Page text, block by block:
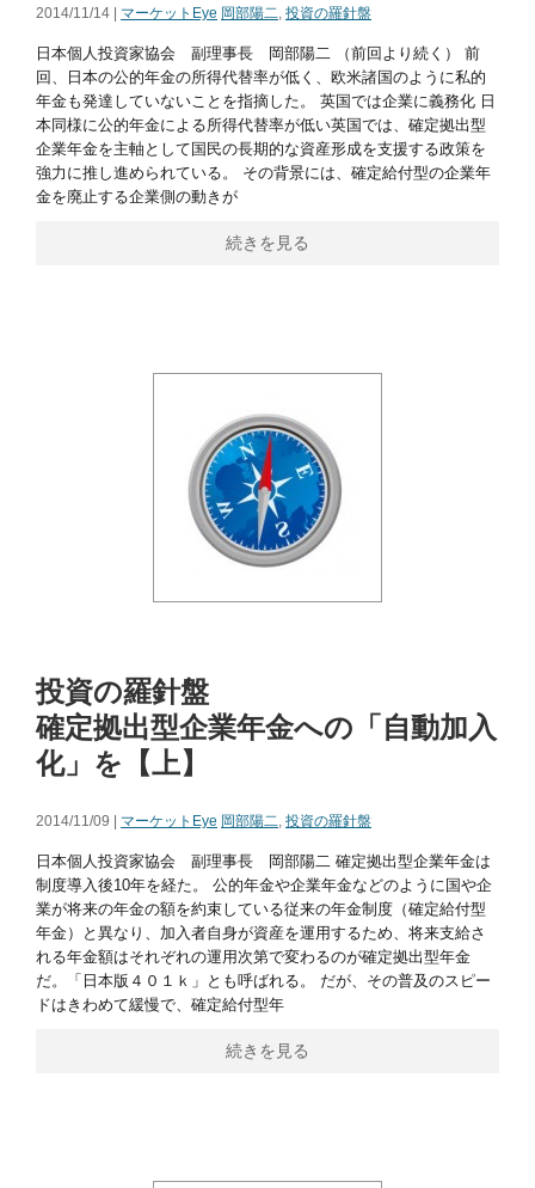
2014/11/14 | マーケットEye 岡部陽二, 投資の羅針盤
日本個人投資家協会 副理事長 岡部陽二 （前回より続く） 前
回、日本の公的年金の所得代替率が低く、欧米諸国のように私的
年金も発達していないことを指摘した。 英国では企業に義務化 日
本同様に公的年金による所得代替率が低い英国では、確定拠出型
企業年金を主軸として国民の長期的な資産形成を支援する政策を
強力に推し進められている。 その背景には、確定給付型の企業年
金を廃止する企業側の動きが
続きを見る
投資の羅針盤
確定拠出型企業年金への「自動加入
化」を【上】
2014/11/09 | マーケットEye 岡部陽二, 投資の羅針盤
日本個人投資家協会 副理事長 岡部陽二 確定拠出型企業年金は
制度導入後10年を経た。 公的年金や企業年金などのように国や企
業が将来の年金の額を約束している従来の年金制度（確定給付型
年金）と異なり、加入者自身が資産を運用するため、将来支給さ
れる年金額はそれぞれの運用次第で変わるのが確定拠出型年金
だ。「日本版４０１ｋ」とも呼ばれる。 だが、その普及のスピー
ドはきわめて緩慢で、確定給付型年
続きを見る